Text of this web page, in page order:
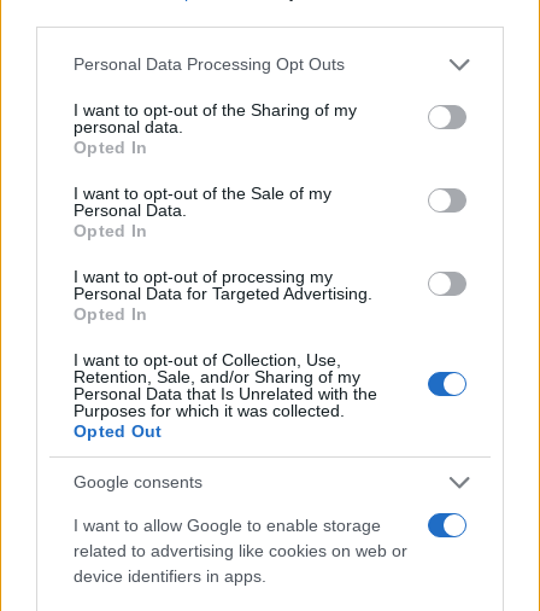
Please note that this website/app uses one or more Google
not limited to your visit or usage behaviour. You may click to
grant or deny consent to Google and its third-party tags to
use your data for below specified purposes in below Google
consent section.
Personal Data Processing Opt Outs
I want to opt-out of the Sharing of my
personal data.
Opted In
I want to opt-out of the Sale of my
Personal Data.
Opted In
I want to opt-out of processing my
Personal Data for Targeted Advertising.
Opted In
I want to opt-out of Collection, Use,
Retention, Sale, and/or Sharing of my
Personal Data that Is Unrelated with the
Purposes for which it was collected.
Opted Out
Google consents
I want to allow Google to enable storage
related to advertising like cookies on web or
device identifiers in apps.
Σχόλια
Υποβολή σχολίου
Όροι Χρήσης . Το site προστατεύεται από reCAPTCHA, ισχύουν
Πολιτική Απορρήτου&Όροι Χρήσης
Ισιδώρων - Φωτογραφίες
από το σημείο
ενήλικη